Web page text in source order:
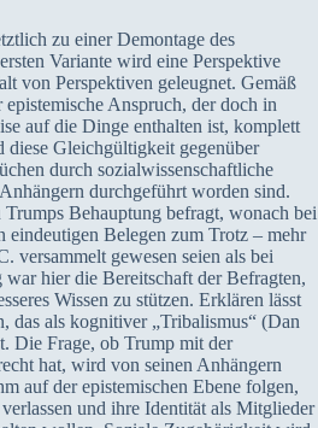
zu einer Demontage des
Variante wird eine Perspektive
von Perspektiven geleugnet. Gemäß
Anspruch, der doch in
auf die Dinge enthalten ist, komplett
diese Gleichgültigkeit gegenüber
durch sozialwissenschaftliche
durchgeführt worden sind.
Behauptung befragt, wonach bei
eindeutigen Belegen zum Trotz – mehr
versammelt gewesen seien als bei
hier die Bereitschaft der Befragten,
Wissen zu stützen. Erklären lässt
das als kognitiver „Tribalismus“ (Dan
Die Frage, ob Trump mit der
hat, wird von seinen Anhängern
auf der epistemischen Ebene folgen,
und ihre Identität als Mitglieder